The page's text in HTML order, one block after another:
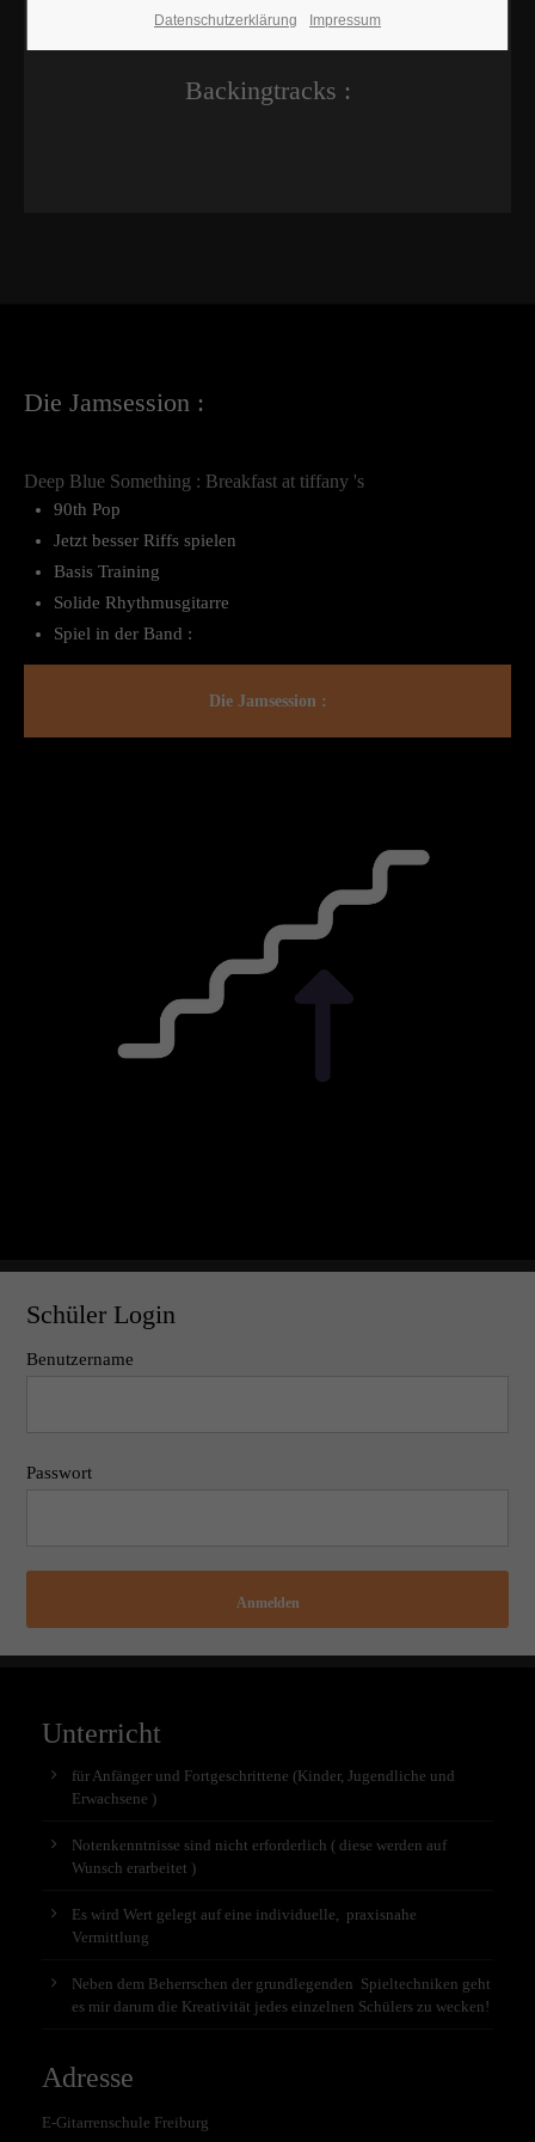
Backingtracks :
Die Jamsession :
Deep Blue Something : Breakfast at tiffany 's
90th Pop
Jetzt besser Riffs spielen
Basis Training
Solide Rhythmusgitarre
Spiel in der Band :
Die Jamsession :
Schüler Login
Benutzername
Passwort
Anmelden
Unterricht
für Anfänger und Fortgeschrittene (Kinder, Jugendliche und
Erwachsene )
Notenkenntnisse sind nicht erforderlich ( diese werden auf
Wunsch erarbeitet )
Es wird Wert gelegt auf eine individuelle, praxisnahe
Vermittlung
Neben dem Beherrschen der grundlegenden Spieltechniken geht
es mir darum die Kreativität jedes einzelnen Schülers zu wecken!
Adresse
E-Gitarrenschule Freiburg
Datenschutzerklärung Impressum